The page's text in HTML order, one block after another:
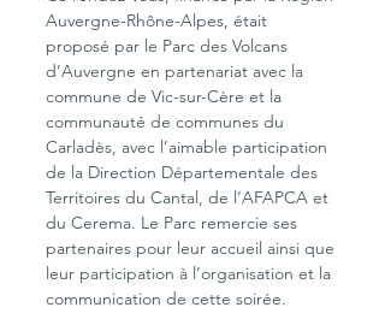
Auvergne-Rhône-Alpes, était
proposé par le Parc des Volcans
d’Auvergne en partenariat avec la
commune de Vic-sur-Cère et la
communauté de communes du
Carladès, avec l’aimable participation
de la Direction Départementale des
Territoires du Cantal, de l’AFAPCA et
du Cerema. Le Parc remercie ses
partenaires pour leur accueil ainsi que
leur participation à l’organisation et la
communication de cette soirée.